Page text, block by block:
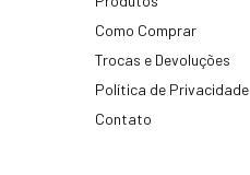
Como Comprar
Trocas e Devoluções
Política de Privacidade
Contato